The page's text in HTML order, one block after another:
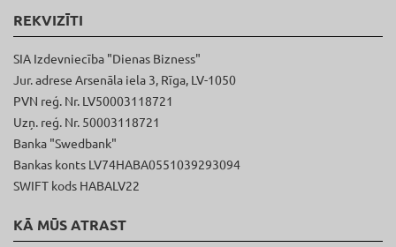
REKVIZĪTI
SIA Izdevniecība "Dienas Bizness"
Jur. adrese Arsenāla iela 3, Rīga, LV-1050
PVN reģ. Nr. LV50003118721
Uzņ. reģ. Nr. 50003118721
Banka "Swedbank"
Bankas konts LV74HABA0551039293094
SWIFT kods HABALV22
KĀ MŪS ATRAST